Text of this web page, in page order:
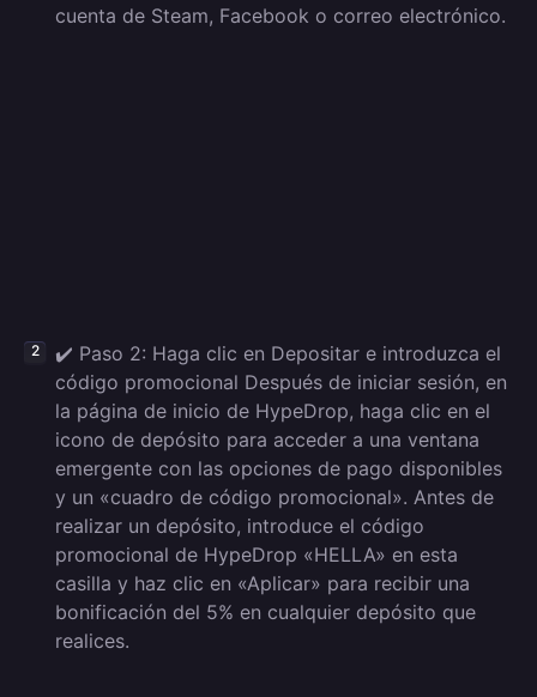
cuenta de Steam, Facebook o correo electrónico.
✔️ Paso 2: Haga clic en Depositar e introduzca el
código promocional Después de iniciar sesión, en
la página de inicio de HypeDrop, haga clic en el
icono de depósito para acceder a una ventana
emergente con las opciones de pago disponibles
y un «cuadro de código promocional». Antes de
realizar un depósito, introduce el código
promocional de HypeDrop «HELLA» en esta
casilla y haz clic en «Aplicar» para recibir una
bonificación del 5% en cualquier depósito que
realices.